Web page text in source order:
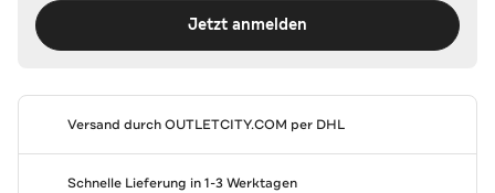
Jetzt anmelden
Versand durchOUTLETCITY.COM per DHL
Schnelle Lieferung in 1-3 Werktagen